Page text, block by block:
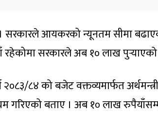
सरकारले आयकरको न्यूनतम सीमा
सरकारले अब १० लाख पुर्‍याएको
८४ को बजेट वक्तव्यमार्फत
गरिएको बताए । अब १० लाख रुपैयाँसम्म